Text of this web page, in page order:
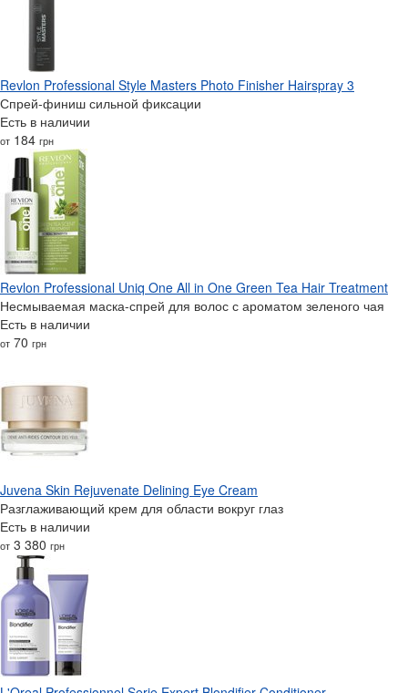
Revlon Professional Style Masters Photo Finisher Hairspray 3
Спрей-финиш сильной фиксации
Есть в наличии
от 184 грн
Revlon Professional Uniq One All in One Green Tea Hair Treatment
Несмываемая маска-спрей для волос с ароматом зеленого чая
Есть в наличии
от 70 грн
Juvena Skin Rejuvenate Delining Eye Cream
Разглаживающий крем для области вокруг глаз
Есть в наличии
от 3 380 грн